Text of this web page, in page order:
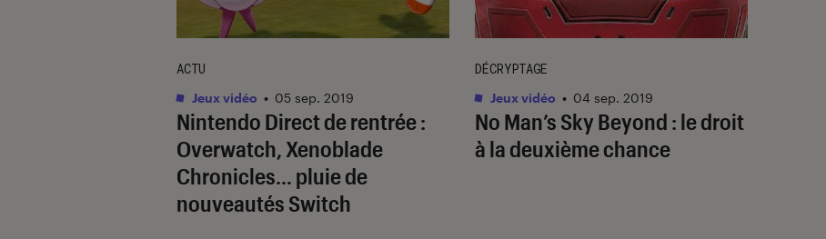
Nintendo Direct de rentrée :
Overwatch, Xenoblade
Chronicles… pluie de
nouveautés Switch
ACTU
Jeux vidéo • 05 sep. 2019
No Man’s Sky Beyond : le droit
à la deuxième chance
DÉCRYPTAGE
Jeux vidéo • 04 sep. 2019